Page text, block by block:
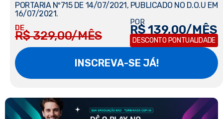
PORTARIA Nº715 DE 14/07/2021, PUBLICADO NO D.O.U EM
16/07/2021.
DE
R$ 329,00/MÊS
POR
R$ 139,00/MÊS
DESCONTO PONTUALIDADE
INSCREVA-SE JÁ!